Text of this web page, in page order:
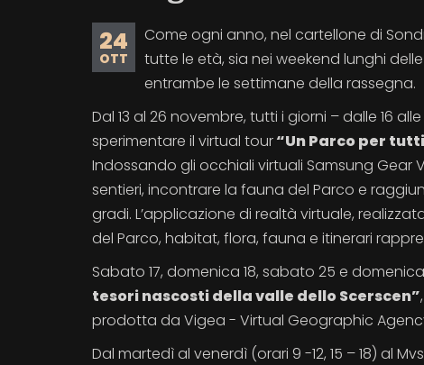
24
OTT
Come ogni anno, nel cartellone di
tutte le età, sia nei weekend lunghi
entrambe le settimane della rassegna.
Dal 13 al 26 novembre, tutti i giorni – dalle 16
sperimentare il virtual tour“Un Parco per
Indossando gli occhiali virtuali Samsung Gear
sentieri, incontrare la fauna del Parco e
gradi. L’applicazione di realtà virtuale,
del Parco, habitat, flora, fauna e itinerari
Sabato 17, domenica 18, sabato 25 e
tesori nascosti della valle dello Scerscen”
prodotta da Vigea - Virtual Geographic
Dal martedì al venerdì (orari 9 -12, 15 – 18) al